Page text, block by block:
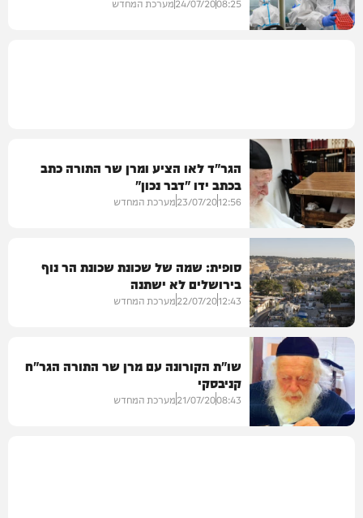
בית המדרש
הגר"ד לאו הציע ומרן שר התורה כתב
בכתב ידו "דבר נכון"
12:56
23/07/20מערכת המחדש
סופית: שמה של שכונת שכונת הר נוף
בירושלים לא ישתנה
12:43
22/07/20מערכת המחדש
שו"ת הקורונה עם מרן שר התורה הגר"ח
קניבסקי
08:43
21/07/20מערכת המחדש